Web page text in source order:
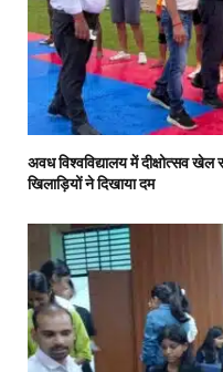
अवध विश्वविद्यालय में दीक्षोत्सव
खिलाड़ियों ने दिखाया दम